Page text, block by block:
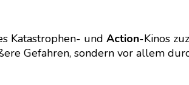
Katastrophen- und Action-Kinos
Gefahren, sondern vor allem